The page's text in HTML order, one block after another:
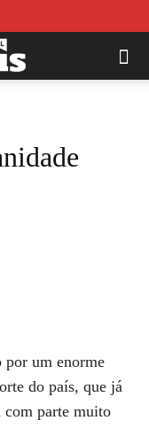
por um enorme
do país, que já
com parte muito